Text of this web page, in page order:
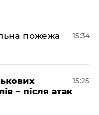
пожежа
15:34
– після атак
15:25